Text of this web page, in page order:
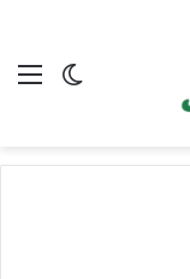
الوضع